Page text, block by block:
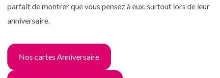
parfait de montrer que vous pensez à eux, surtout lors de leur
anniversaire.
Nos cartes Anniversaire